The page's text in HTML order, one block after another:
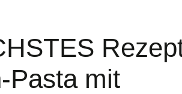
Pasta mit